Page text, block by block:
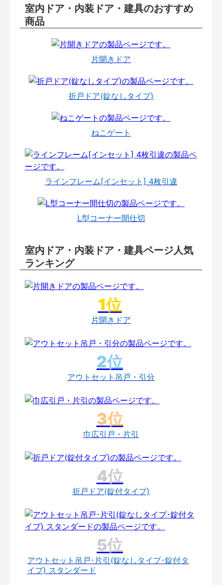
室内ドア・内装ドア・建具のおすすめ
商品
片開きドア
折戸ドア(錠なしタイプ)
ねこゲート
ラインフレーム[インセット] 4枚引違
L型コーナー間仕切
室内ドア・内装ドア・建具ページ人気
ランキング
片開きドア
アウトセット吊戸・引分
巾広引戸・片引
折戸ドア(錠付タイプ)
アウトセット吊戸･片引(錠なしタイプ･錠付タ
イプ) スタンダード